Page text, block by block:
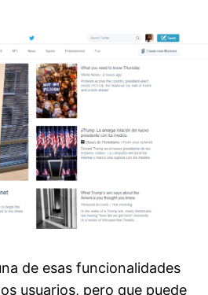
de esas funcionalidades
usuarios, pero que puede